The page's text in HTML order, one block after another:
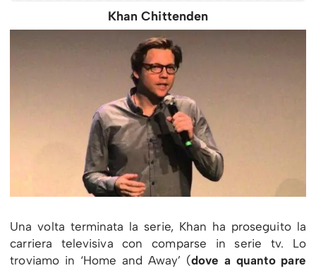
Khan Chittenden
Una volta terminata la serie, Khan ha proseguito la
carriera televisiva con comparse in serie tv. Lo
troviamo in ‘Home and Away’ (dove a quanto pare